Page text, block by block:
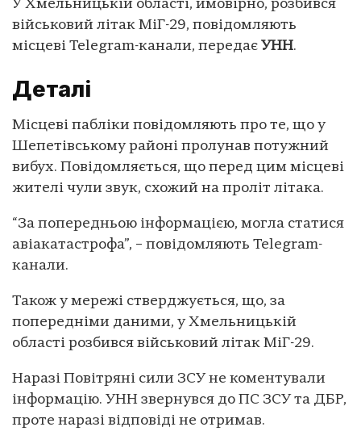
У Хмельницькій області, ймовірно, розбився
військовий літак МіГ-29, повідомляють
місцеві Telegram-канали, передає УНН.
Деталі
Місцеві пабліки повідомляють про те, що у
Шепетівському районі пролунав потужний
вибух. Повідомляється, що перед цим місцеві
жителі чули звук, схожий на проліт літака.
“За попередньою інформацією, могла статися
авіакатастрофа”, – повідомляють Telegram-
канали.
Також у мережі стверджується, що, за
попередніми даними, у Хмельницькій
області розбився військовий літак МіГ-29.
Наразі Повітряні сили ЗСУ не коментували
інформацію. УНН звернувся до ПС ЗСУ та ДБР,
проте наразі відповіді не отримав.